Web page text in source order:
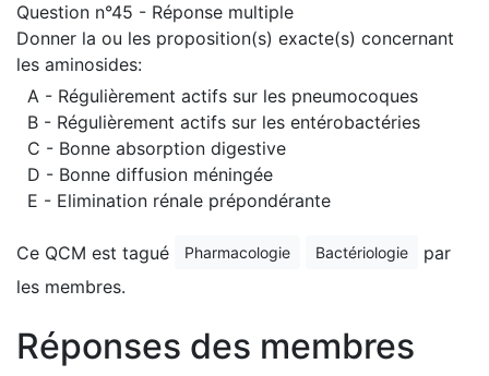
Question n°45 - Réponse multiple
Donner la ou les proposition(s) exacte(s) concernant
les aminosides:
A - Régulièrement actifs sur les pneumocoques
B - Régulièrement actifs sur les entérobactéries
C - Bonne absorption digestive
D - Bonne diffusion méningée
E - Elimination rénale prépondérante
Ce QCM est tagué Pharmacologie Bactériologie
par
les membres.
Réponses des membres